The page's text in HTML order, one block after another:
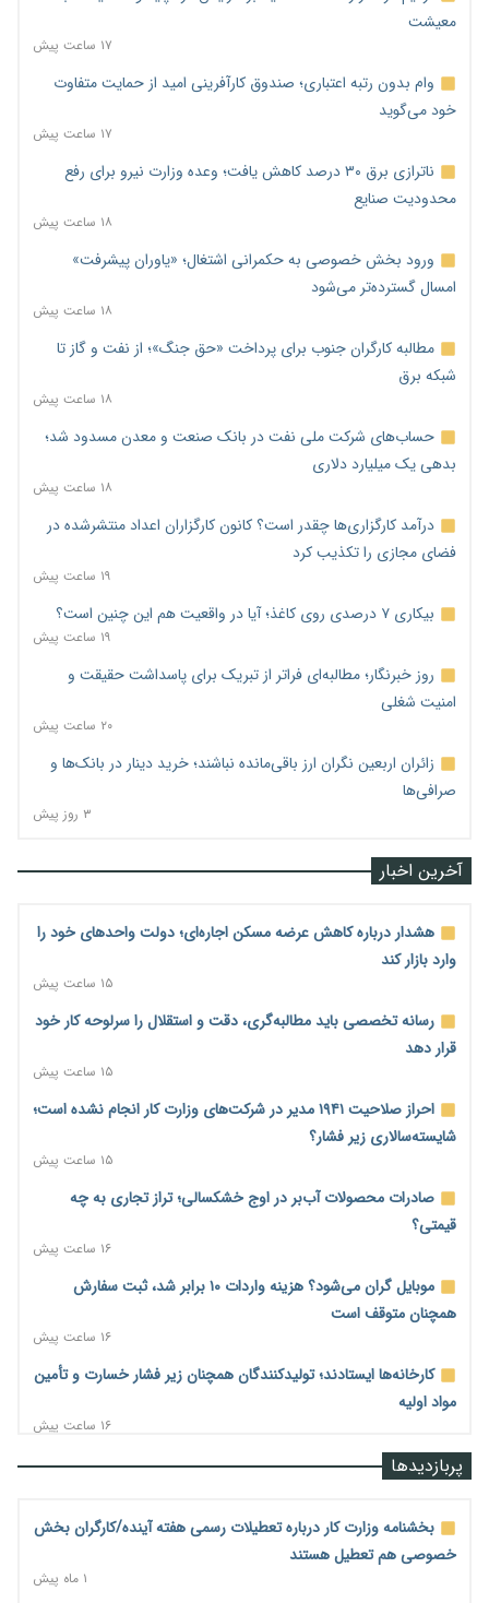
معیشت
۱۷ ساعت پیش
وام بدون رتبه اعتباری؛ صندوق کارآفرینی امید از حمایت متفاوت
خود می‌گوید
۱۷ ساعت پیش
ناترازی برق ۳۰ درصد کاهش یافت؛ وعده وزارت نیرو برای رفع
محدودیت صنایع
۱۸ ساعت پیش
ورود بخش خصوصی به حکمرانی اشتغال؛ «یاوران پیشرفت»
امسال گسترده‌تر می‌شود
۱۸ ساعت پیش
مطالبه کارگران جنوب برای پرداخت «حق جنگ»؛ از نفت و گاز تا
شبکه برق
۱۸ ساعت پیش
حساب‌های شرکت ملی نفت در بانک صنعت و معدن مسدود شد؛
بدهی یک میلیارد دلاری
۱۸ ساعت پیش
درآمد کارگزاری‌ها چقدر است؟ کانون کارگزاران اعداد منتشرشده در
فضای مجازی را تکذیب کرد
۱۹ ساعت پیش
بیکاری ۷ درصدی روی کاغذ؛ آیا در واقعیت هم این چنین است؟
۱۹ ساعت پیش
روز خبرنگار؛ مطالبه‌ای فراتر از تبریک برای پاسداشت حقیقت و
امنیت شغلی
۲۰ ساعت پیش
زائران اربعین نگران ارز باقی‌مانده نباشند؛ خرید دینار در بانک‌ها و
صرافی‌ها
۳ روز پیش
آخرین اخبار
هشدار درباره کاهش عرضه مسکن اجاره‌ای؛ دولت واحدهای خود را
وارد بازار کند
۱۵ ساعت پیش
رسانه تخصصی باید مطالبه‌گری، دقت و استقلال را سرلوحه کار خود
قرار دهد
۱۵ ساعت پیش
احراز صلاحیت ۱۹۴۱ مدیر در شرکت‌های وزارت کار انجام نشده است؛
شایسته‌سالاری زیر فشار؟
۱۵ ساعت پیش
صادرات محصولات آب‌بر در اوج خشکسالی؛ تراز تجاری به چه
قیمتی؟
۱۶ ساعت پیش
موبایل گران می‌شود؟ هزینه واردات ۱۰ برابر شد، ثبت سفارش
همچنان متوقف است
۱۶ ساعت پیش
کارخانه‌ها ایستادند؛ تولیدکنندگان همچنان زیر فشار خسارت و تأمین
مواد اولیه
۱۶ ساعت پیش
قیمت مسکن در دست سازنده‌های خرد؛ چگونه «عددسازی» بازار
۱۶ ساعت پیش
پربازدیدها
بخشنامه وزارت کار درباره تعطیلات رسمی هفته آینده/کارگران بخش
خصوصی هم تعطیل هستند
۱ ماه پیش